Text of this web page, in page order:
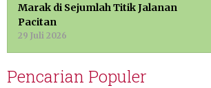
Marak di Sejumlah Titik Jalanan
Pacitan
29 Juli 2026
Pencarian Populer